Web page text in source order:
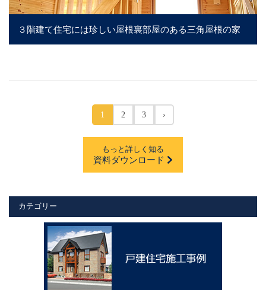
３階建て住宅には珍しい屋根裏部屋のある三角屋根の家
1 2 3 ›
もっと詳しく知る
資料ダウンロード
カテゴリー